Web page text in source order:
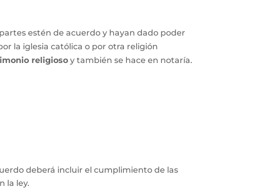
estén de acuerdo y hayan dado poder
la iglesia católica o por otra religión
religioso y también se hace en notaría.
deberá incluir el cumplimiento de las
la ley.